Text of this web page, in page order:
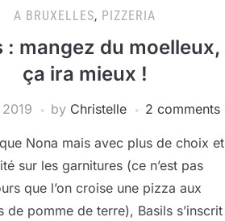
A BRUXELLES, PIZZERIA
: mangez du moelleux,
ça ira mieux !
by Christelle 2 comments
Nona mais avec plus de choix et
sur les garnitures (ce n’est pas
que l’on croise une pizza aux
de pomme de terre), Basils s’inscrit